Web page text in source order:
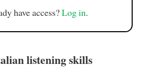
have access?Log in.
listening skills